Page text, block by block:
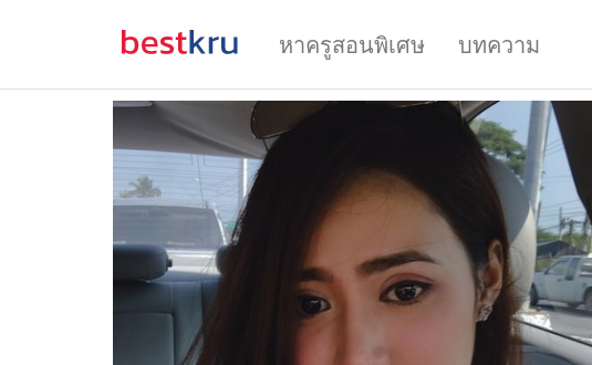
หาครูสอนพิเศษ บทความ